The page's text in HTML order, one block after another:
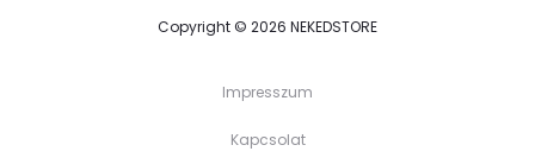
Copyright © 2026 NEKEDSTORE
Impresszum
Kapcsolat